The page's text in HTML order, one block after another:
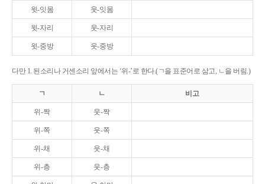
윗-잇몸 웃-잇몸
윗-자리 웃-자리
윗-중방 웃-중방
다만 1. 된소리나 거센소리 앞에서는 ‘위-’로 한다.(ㄱ을 표준어로 삼고, ㄴ을 버림.)
ㄱ ㄴ 비고
위-짝 웃-짝
위-쪽 웃-쪽
위-채 웃-채
위-층 웃-층